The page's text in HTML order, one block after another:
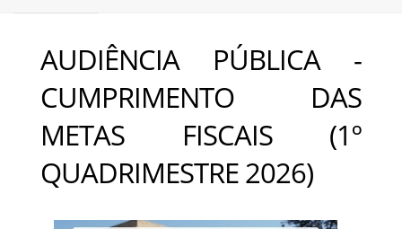
AUDIÊNCIA PÚBLICA -
CUMPRIMENTO DAS
METAS FISCAIS (1º
QUADRIMESTRE 2026)